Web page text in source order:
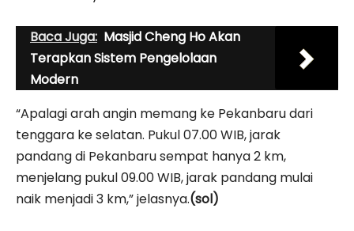
Baca Juga: Masjid Cheng Ho Akan
Terapkan Sistem Pengelolaan
Modern
“Apalagi arah angin memang ke Pekanbaru dari
tenggara ke selatan. Pukul 07.00 WIB, jarak
pandang di Pekanbaru sempat hanya 2 km,
menjelang pukul 09.00 WIB, jarak pandang mulai
naik menjadi 3 km,” jelasnya.(sol)